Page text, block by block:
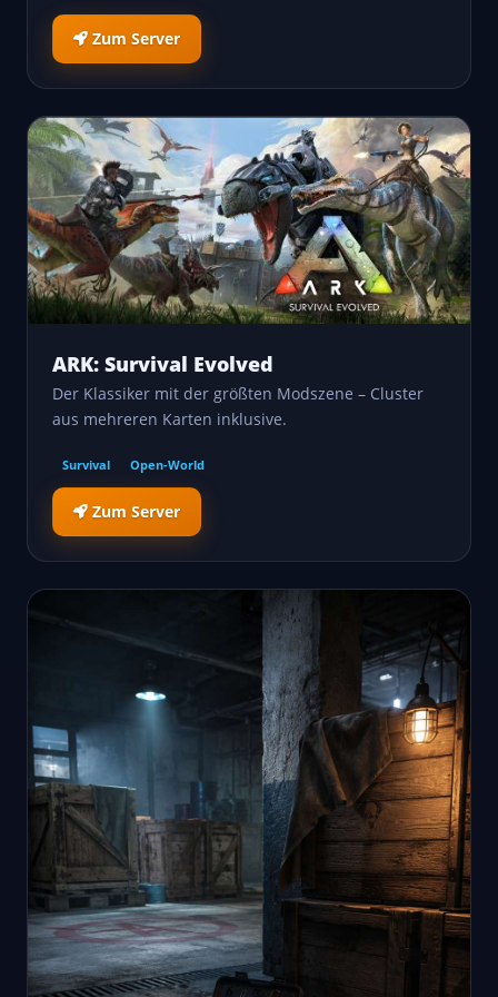
Zum Server
ARK: Survival Evolved
Der Klassiker mit der größten Modszene – Cluster
aus mehreren Karten inklusive.
Survival Open-World
Zum Server